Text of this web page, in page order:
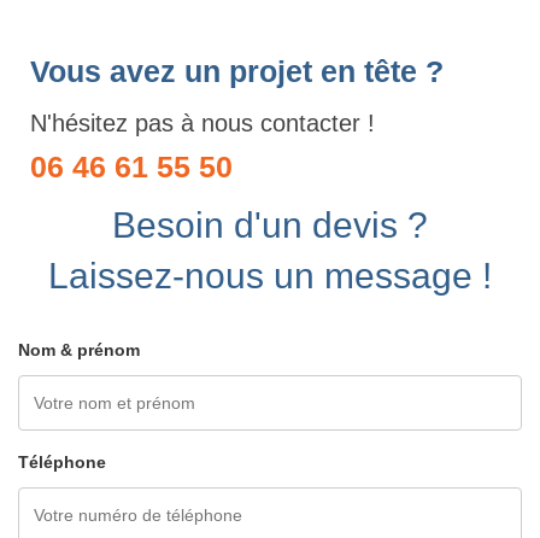
Vous avez un projet en tête ?
N'hésitez pas à nous contacter !
06 46 61 55 50
Besoin d'un devis ?
Laissez-nous un message !
Nom & prénom
Téléphone